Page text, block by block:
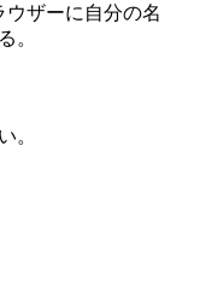
ウザーに自分の名
。
。